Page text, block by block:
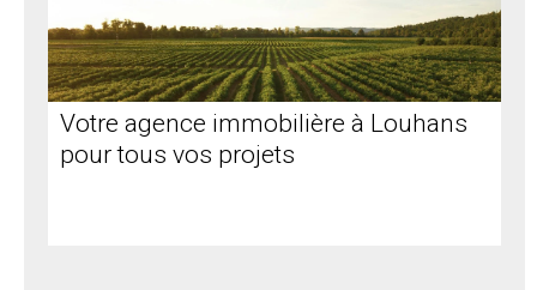
Votre agence immobilière à Louhans
pour tous vos projets